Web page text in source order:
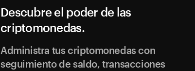
Descubre el poder de las
criptomonedas.
Administra tus criptomonedas con
seguimiento de saldo, transacciones